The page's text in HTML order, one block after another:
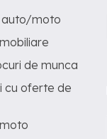
auto/moto
de munca
cu oferte de